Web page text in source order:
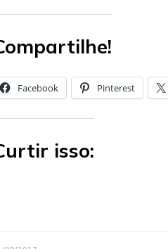
Facebook Pinterest
isso: